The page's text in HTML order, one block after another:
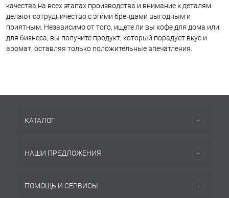
качества на всех этапах производства и внимание к деталям
делают сотрудничество с этими брендами выгодным и
приятным. Независимо от того, ищете ли вы кофе для дома или
для бизнеса, вы получите продукт, который порадует вкус и
аромат, оставляя только положительные впечатления.
КАТАЛОГ
НАШИ ПРЕДЛОЖЕНИЯ
ПОМОЩЬ И СЕРВИСЫ